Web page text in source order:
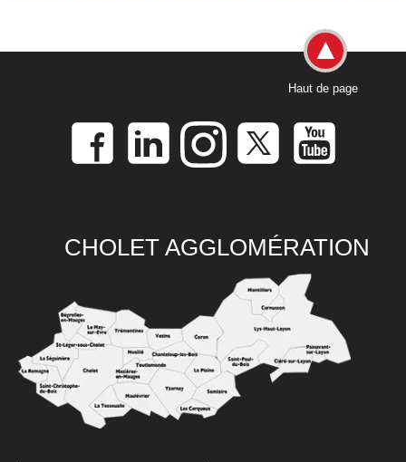
Haut de page
CHOLET AGGLOMÉRATION